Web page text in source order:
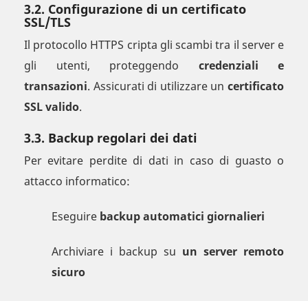
3.2. Configurazione di un certificato
SSL/TLS
Il protocollo HTTPS cripta gli scambi tra il server e
gli utenti, proteggendo credenziali e
transazioni. Assicurati di utilizzare un certificato
SSL valido.
3.3. Backup regolari dei dati
Per evitare perdite di dati in caso di guasto o
attacco informatico:
Eseguire backup automatici giornalieri
Archiviare i backup su un server remoto
sicuro